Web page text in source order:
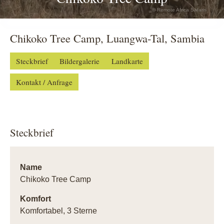
© Remote Africa Safaris
Chikoko Tree Camp, Luangwa-Tal, Sambia
Steckbrief Bildergalerie Landkarte
Kontakt / Anfrage
Steckbrief
Name
Chikoko Tree Camp
Komfort
Komfortabel, 3 Sterne